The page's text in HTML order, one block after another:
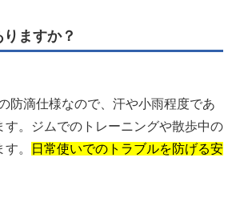
ますか？
防滴仕様なので、汗や小雨程度であ
す。ジムでのトレーニングや散歩中の
。
日常使いでのトラブルを防げる安